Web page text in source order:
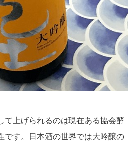
て上げられるのは現在ある協会酵
です。日本酒の世界では大吟醸の